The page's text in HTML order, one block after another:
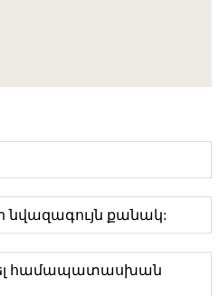
նվազագույն քանակ:
համապատասխան